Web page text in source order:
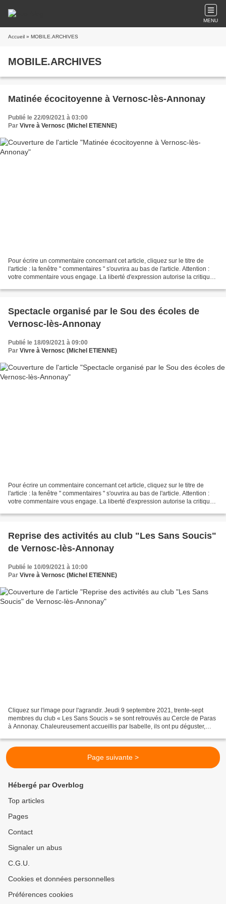
MENU
Accueil » MOBILE.ARCHIVES
MOBILE.ARCHIVES
Matinée écocitoyenne à Vernosc-lès-Annonay
Publié le 22/09/2021 à 03:00
Par Vivre à Vernosc (Michel ETIENNE)
Pour écrire un commentaire concernant cet article, cliquez sur le titre de
l'article : la fenêtre " commentaires " s'ouvrira au bas de l'article. Attention :
votre commentaire vous engage. La liberté d'expression autorise la critique,
Spectacle organisé par le Sou des écoles de
Vernosc-lès-Annonay
Publié le 18/09/2021 à 09:00
Par Vivre à Vernosc (Michel ETIENNE)
Pour écrire un commentaire concernant cet article, cliquez sur le titre de
l'article : la fenêtre " commentaires " s'ouvrira au bas de l'article. Attention :
votre commentaire vous engage. La liberté d'expression autorise la critique,
Reprise des activités au club "Les Sans Soucis"
de Vernosc-lès-Annonay
Publié le 10/09/2021 à 10:00
Par Vivre à Vernosc (Michel ETIENNE)
Cliquez sur l'image pour l'agrandir. Jeudi 9 septembre 2021, trente-sept
membres du club « Les Sans Soucis » se sont retrouvés au Cercle de Paras
à Annonay. Chaleureusement accueillis par Isabelle, ils ont pu déguster,
Page suivante >
Hébergé par Overblog
Top articles
Pages
Contact
Signaler un abus
C.G.U.
Cookies et données personnelles
Préférences cookies